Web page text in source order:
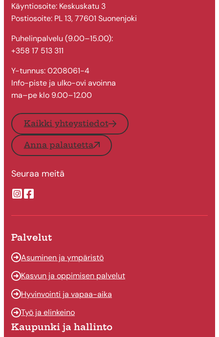
Käyntiosoite: Keskuskatu 3
Postiosoite: PL 13, 77601 Suonenjoki
Puhelinpalvelu (9.00–15.00):
+358 17 513 311
Y-tunnus: 0208061-4
Info-piste ja ulko-ovi avoinna
ma–pe klo 9.00–12.00
Kaikki yhteystiedot
Anna palautetta
Seuraa meitä
Suonenjoen kaupungin Instragram
Suonenjoen kaupungin Facebook
Palvelut
Asuminen ja ympäristö
Kasvun ja oppimisen palvelut
Hyvinvointi ja vapaa-aika
Työ ja elinkeino
Kaupunki ja hallinto